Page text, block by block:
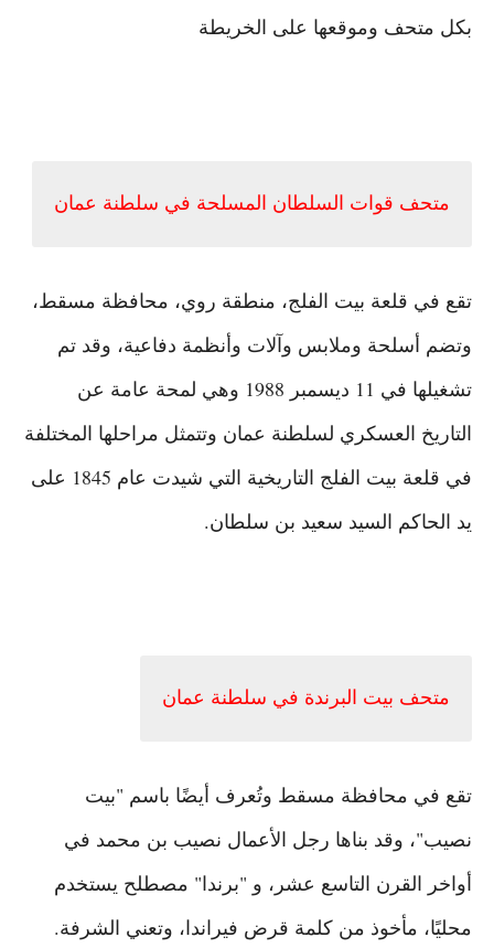
بكل متحف وموقعها على الخريطة
متحف قوات السلطان المسلحة في سلطنة عمان
تقع في قلعة بيت الفلج، منطقة روي، محافظة مسقط،
وتضم أسلحة وملابس وآلات وأنظمة دفاعية، وقد تم
تشغيلها في 11 ديسمبر 1988 وهي لمحة عامة عن
التاريخ العسكري لسلطنة عمان وتتمثل مراحلها المختلفة
في قلعة بيت الفلج التاريخية التي شيدت عام 1845 على
يد الحاكم السيد سعيد بن سلطان.
متحف بيت البرندة في سلطنة عمان
تقع في محافظة مسقط وتُعرف أيضًا باسم "بيت
نصيب"، وقد بناها رجل الأعمال نصيب بن محمد في
أواخر القرن التاسع عشر، و "برندا" مصطلح يستخدم
محليًا، مأخوذ من كلمة قرض فيراندا، وتعني الشرفة.